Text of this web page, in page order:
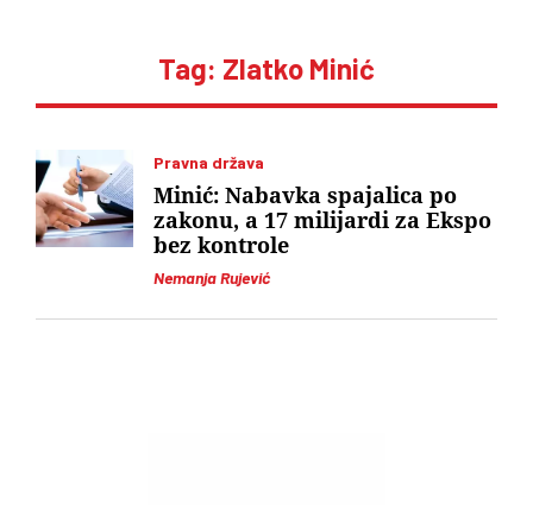
Tag: Zlatko Minić
Pravna država
Nemanja Rujević
Minić: Nabavka spajalica po
zakonu, a 17 milijardi za Ekspo
bez kontrole